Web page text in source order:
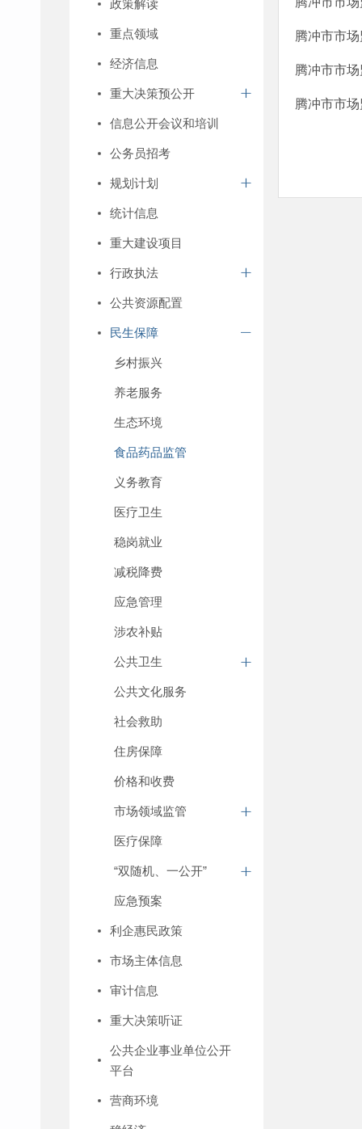
政策解读
重点领域
经济信息
重大决策预公开
信息公开会议和培训
公务员招考
规划计划
统计信息
重大建设项目
行政执法
公共资源配置
民生保障
乡村振兴
养老服务
生态环境
食品药品监管
义务教育
医疗卫生
稳岗就业
减税降费
应急管理
涉农补贴
公共卫生
公共文化服务
社会救助
住房保障
价格和收费
市场领域监管
医疗保障
“双随机、一公开”
应急预案
利企惠民政策
市场主体信息
审计信息
重大决策听证
公共企业事业单位公开
平台
营商环境
腾冲市市
腾冲市市
腾冲市市